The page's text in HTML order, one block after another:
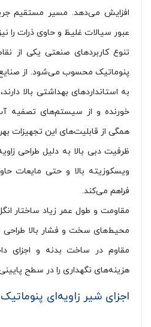
افزایش می‌دهد. مسیر مستقیم
عبور سیالات غلیظ و حاوی ذرات را
تنوع کاربردهای صنعتی یکی از
پنوماتیک محسوب می‌شود. از
به استانداردهای بهداشتی بالا
خورنده و از سیستم‌های تصفیه آب
همگی از قابلیت‌های این تجهیزات
ظرفیت دبی بالا به دلیل طراحی
ویسکوزیته بالا و حتی مایعات
فراهم می‌کند.
مقاومت و طول عمر زیاد ساختار
محیط‌های سخت و فشار بالا طراحی
مقاوم در ساخت بدنه و اجزای
هزینه‌های نگهداری را در سطح
اجزای شیر زاویه‌ای پنوماتیک